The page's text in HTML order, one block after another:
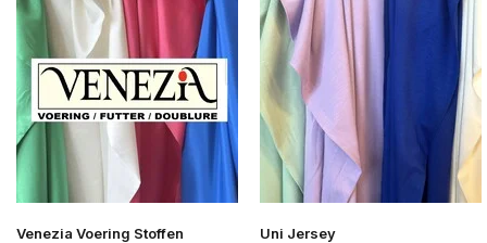
Venezia Voering Stoffen Uni Jersey